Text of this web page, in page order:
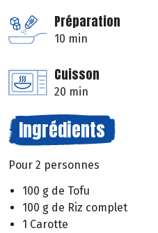
Préparation
10 min
Cuisson
20 min
Ingrédients
Pour 2 personnes
100 g de Tofu
100 g de Riz complet
1 Carotte